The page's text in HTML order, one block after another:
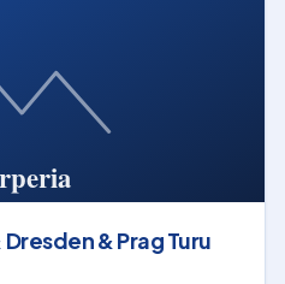
& Prag Turu